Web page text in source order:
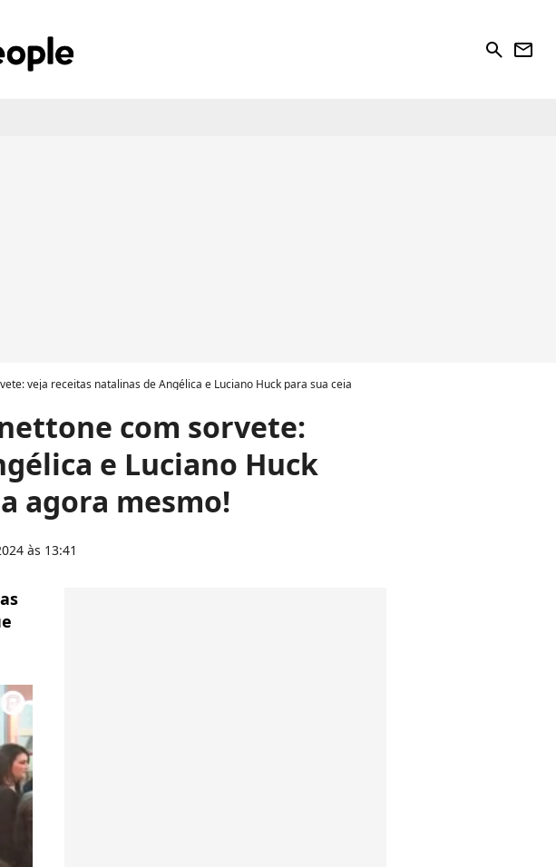
search newsletter
veja receitas natalinas de Angélica e Luciano Huck para sua ceia
com sorvete:
e Luciano Huck
agora mesmo!
às 13:41